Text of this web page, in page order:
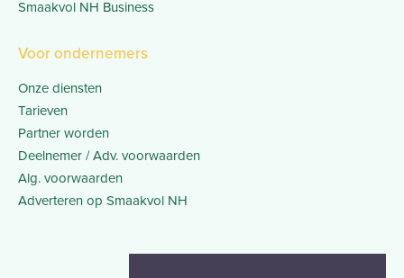
Smaakvol NH Business
Voor ondernemers
Onze diensten
Tarieven
Partner worden
Deelnemer / Adv. voorwaarden
Alg. voorwaarden
Adverteren op Smaakvol NH